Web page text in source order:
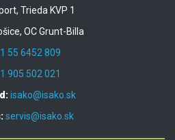
Trieda KVP 1
OC Grunt-Billa
55 6452 809
905 502 021
isako@isako.sk
servis@isako.sk